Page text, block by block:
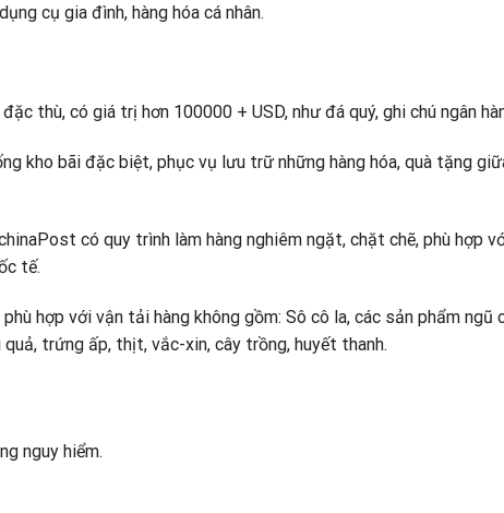
cụ gia đình, hàng hóa cá nhân.
thù, có giá trị hơn 100000 + USD, như đá quý, ghi chú ngân
kho bãi đặc biệt, phục vụ lưu trữ những hàng hóa, quà tặng
có quy trình làm hàng nghiêm ngặt, chặt chẽ, phù hợp
tế.
hợp với vận tải hàng không gồm: Sô cô la, các sản phẩm ngũ
trứng ấp, thịt, vắc-xin, cây trồng, huyết thanh.
nguy hiểm.